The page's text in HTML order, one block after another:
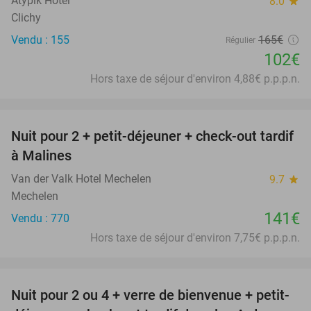
Clichy
Vendu : 155
Régulier 165€
102€
Hors taxe de séjour d'environ 4,88€ p.p.p.n.
Nuit pour 2 + petit-déjeuner + check-out tardif
à Malines
Van der Valk Hotel Mechelen 9.7 star
Mechelen
Vendu : 770
141€
Hors taxe de séjour d'environ 7,75€ p.p.p.n.
Nuit pour 2 ou 4 + verre de bienvenue + petit-